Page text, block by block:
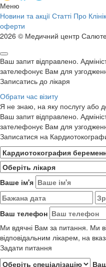
Меню
Новини та акції Статті Про
оферти
2026 © Медичний центр
Ваш запит відправлено.
зателефонує Вам для
Записатись до лікаря
Обрати час візиту
Я не знаю, на яку послугу або
Ваш запит відправлено.
зателефонує Вам для
Записатися на
Ваше ім'я
Ваш телефон
Ми вдячні Вам за питання. Ми
відповідальним лікарем, на
Задати питання